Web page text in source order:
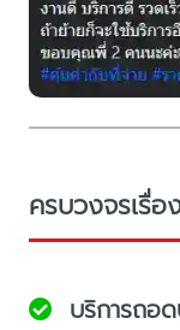
ครบวงจรเรื่
บริการถอ